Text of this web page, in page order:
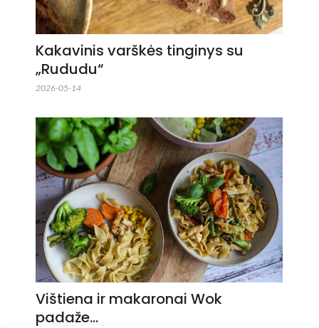
Kakavinis varškės tinginys su
„Rududu“
2026-05-14
Vištiena ir makaronai Wok
padaže…